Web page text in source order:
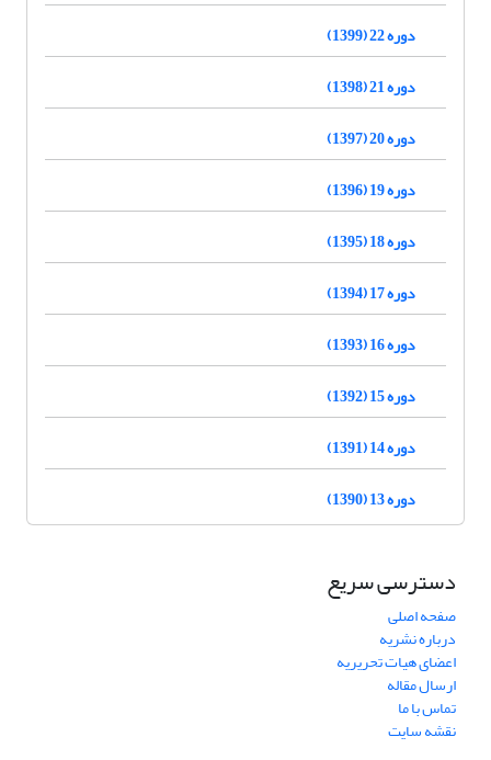
دوره 22 (1399)
دوره 21 (1398)
دوره 20 (1397)
دوره 19 (1396)
دوره 18 (1395)
دوره 17 (1394)
دوره 16 (1393)
دوره 15 (1392)
دوره 14 (1391)
دوره 13 (1390)
دسترسی سریع
صفحه اصلی
درباره نشریه
اعضای هیات تحریریه
ارسال مقاله
تماس با ما
نقشه سایت